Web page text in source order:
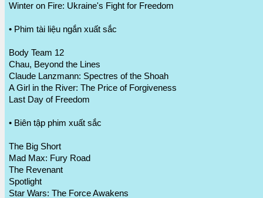
Winter on Fire: Ukraine's Fight for Freedom
• Phim tài liệu ngắn xuất sắc
Body Team 12
Chau, Beyond the Lines
Claude Lanzmann: Spectres of the Shoah
A Girl in the River: The Price of Forgiveness
Last Day of Freedom
• Biên tập phim xuất sắc
The Big Short
Mad Max: Fury Road
The Revenant
Spotlight
Star Wars: The Force Awakens